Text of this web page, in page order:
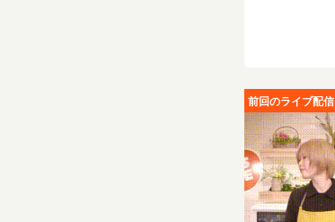
前回のライブ配信